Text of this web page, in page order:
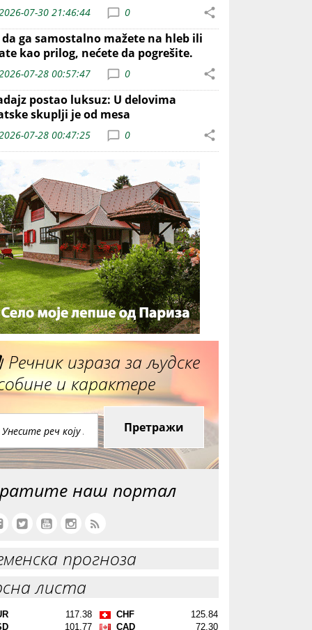
07-30 21:46:44 0
ga samostalno mažete na hleb ili
kao prilog, nećete da pogrešite.
07-28 00:57:47 0
postao luksuz: U delovima
skuplji je od mesa
07-28 00:47:25 0
Речник израза за људске
и карактере
Претражи
наш портал
прогноза
листа